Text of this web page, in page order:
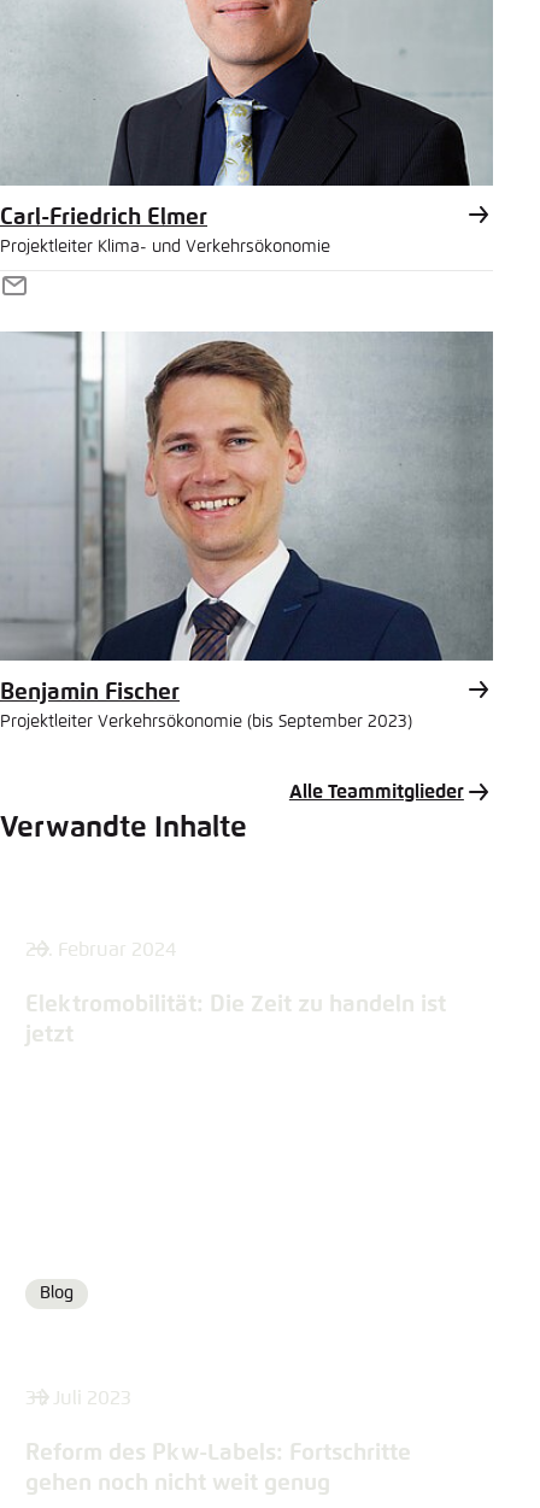
Carl-Friedrich Elmer
Projektleiter Klima- und Verkehrsökonomie
E-
Mail
Benjamin Fischer
Projektleiter Verkehrsökonomie (bis September 2023)
Alle Teammitglieder
Verwandte Inhalte
26. Februar 2024
Elektromobilität: Die Zeit zu handeln ist
jetzt
Format
Blog
31. Juli 2023
Reform des Pkw-Labels: Fortschritte
gehen noch nicht weit genug